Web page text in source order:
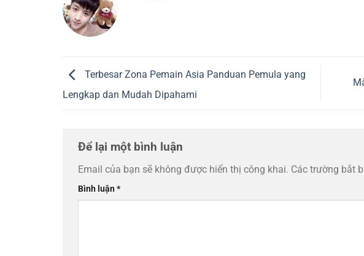
Terbesar Zona Pemain Asia Panduan Pemula yang
Lengkap dan Mudah Dipahami
Để lại một bình luận
Email của bạn sẽ không được hiển thị công khai. Các trường bắt
Bình luận*